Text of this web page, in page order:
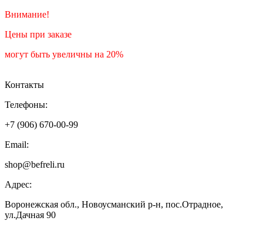
Внимание!
Цены при заказе
могут быть увеличны на 20%
Контакты
Телефоны:
+7 (906) 670-00-99
Email:
shop@befreli.ru
Адрес:
Воронежская обл., Новоусманский р-н, пос.Отрадное,
ул.Дачная 90